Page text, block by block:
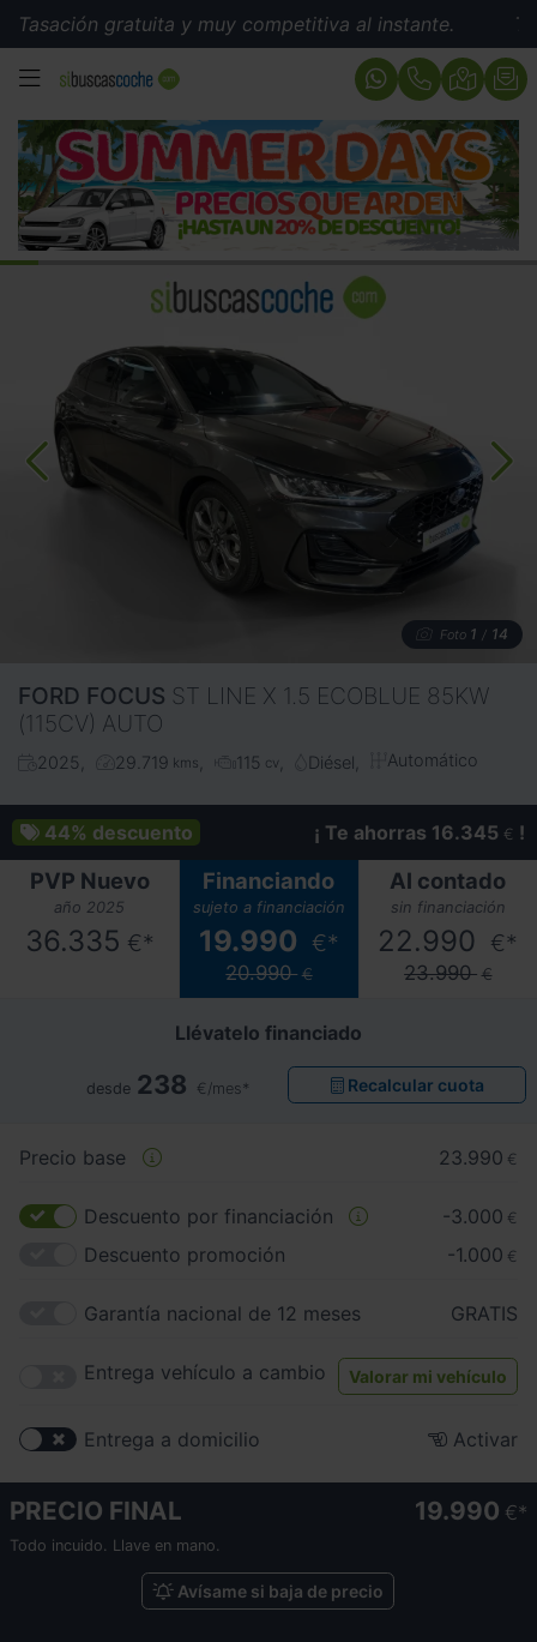
gratuita y muy competitiva al instante. Tasación
MENÚ
Foto 1 / 14
FORD FOCUS ST LINE X 1.5 ECOBLUE 85KW
(115CV) AUTO
2025 29.719 kms 115 cv Diésel Automático
44% descuento ¡ Te ahorras 16.345 € !
PVP Nuevo
año 2025
36.335 €*
Financiando
sujeto a financiación
19.990 €*
20.990 €
Al contado
sin financiación
22.990 €*
23.990 €
Llévatelo financiado
desde 238 €/mes* Recalcular cuota
Precio base 23.990 €
Descuento por financiación -3.000 €
Descuento promoción -1.000 €
Garantía nacional de 12 meses GRATIS
Entrega vehículo a cambio Valorar mi vehículo
Entrega a domicilio Activar
PRECIO FINAL 19.990 €
Todo incuido. Llave en mano.
Avísame si baja de precio